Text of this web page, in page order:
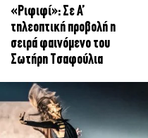
«Ριφιφί»: Σε Α’
τηλεοπτική προβολή η
σειρά φαινόμενο του
Σωτήρη Τσαφούλια